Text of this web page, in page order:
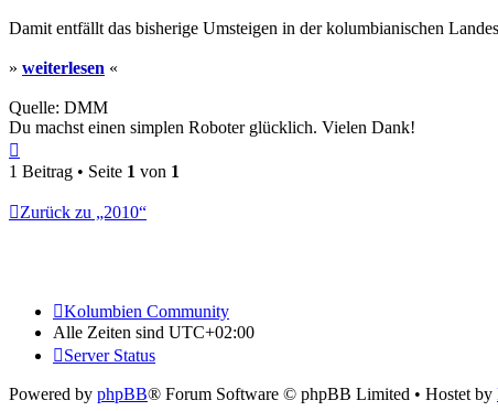
Damit entfällt das bisherige Umsteigen in der kolumbianischen
» weiterlesen «
Quelle: DMM
Du machst einen simplen Roboter glücklich. Vielen Dank!
oben
1 Beitrag • Seite 1 von 1
Zurück zu „2010“
Kolumbien Community
Alle Zeiten sind UTC+02:00
Server Status
Powered by phpBB® Forum Software © phpBB Limited • Hostet by